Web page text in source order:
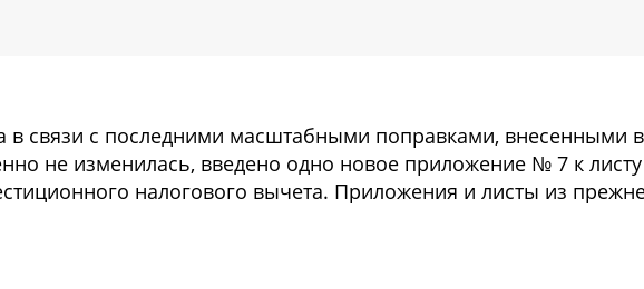
связи с последними масштабными поправками, внесенными
не изменилась, введено одно новое приложение № 7 к листу
налогового вычета. Приложения и листы из